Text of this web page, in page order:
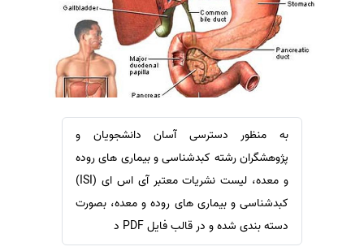
ترجمه عربی به فارسی
مشاهده همه زبان ها
سفارش ویرایش
سفارش پارافریز
سفارش فرمت‌بندی
سفارش کاهش کمیت
سفارش معرفی مجله
سفارش معرفی مقاله
سفارش معرفی کتاب
سفارش چکیده مبسوط
سفارش ترجمه مولتی‌مدیا
به منظور دسترسی آسان دانشجویان و
پژوهشگران رشته کبدشناسی و بیماری های روده
و معده، لیست نشریات معتبر آی اس ای (ISI)
کبدشناسی و بیماری های روده و معده، بصورت
دسته بندی شده و در قالب فایل PDF د